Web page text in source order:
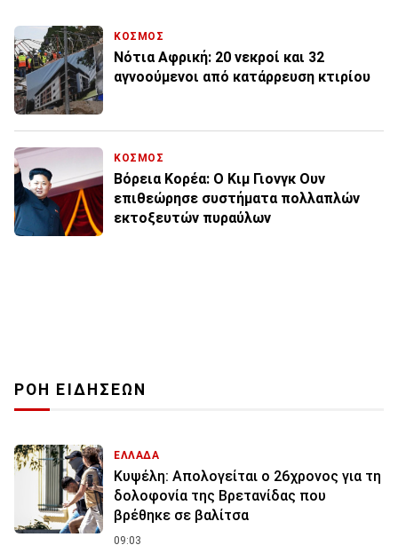
ΚΟΣΜΟΣ
Νότια Αφρική: 20 νεκροί και 32
αγνοούμενοι από κατάρρευση κτιρίου
ΚΟΣΜΟΣ
Βόρεια Κορέα: Ο Κιμ Γιονγκ Ουν
επιθεώρησε συστήματα πολλαπλών
εκτοξευτών πυραύλων
ΡΟΗ ΕΙΔΗΣΕΩΝ
ΕΛΛΑΔΑ
Κυψέλη: Απολογείται ο 26χρονος για τη
δολοφονία της Βρετανίδας που
βρέθηκε σε βαλίτσα
09:03